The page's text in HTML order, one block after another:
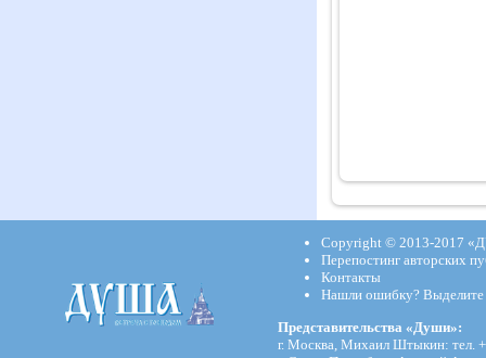
Copyright © 2013-2017
Перепостинг авторских
Контакты
Нашли ошибку?
Представительства «Души»:
г. Москва, Михаил Штыкин: тел.